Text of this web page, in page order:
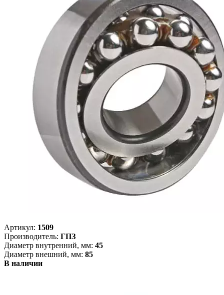
Артикул: 1509
Производитель: ГПЗ
Диаметр внутренний, мм: 45
Диаметр внешний, мм: 85
В наличии